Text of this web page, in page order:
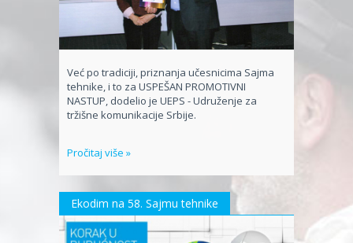
Već po tradiciji, priznanja učesnicima Sajma
tehnike, i to za USPEŠAN PROMOTIVNI
NASTUP, dodelio je UEPS - Udruženje za
tržišne komunikacije Srbije.
Pročitaj više »
Ekodim na 58. Sajmu tehnike